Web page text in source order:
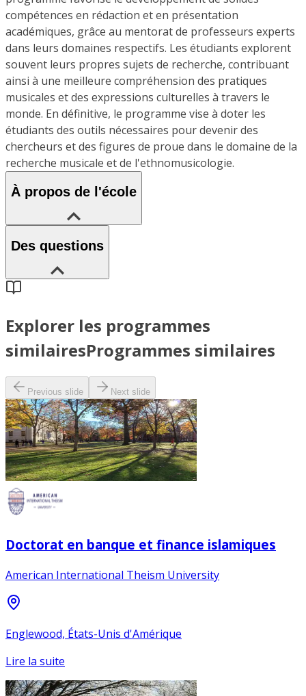
compétences en rédaction et en présentation
académiques, grâce au mentorat de professeurs experts
dans leurs domaines respectifs. Les étudiants explorent
souvent leurs propres sujets de recherche, contribuant
ainsi à une meilleure compréhension des pratiques
musicales et des expressions culturelles à travers le
monde. En définitive, le programme vise à doter les
étudiants des outils nécessaires pour devenir des
chercheurs et des figures de proue dans le domaine de la
recherche musicale et de l'ethnomusicologie.
À propos de l'école
Des questions
Explorer les programmes
similairesProgrammes similaires
Previous slide Next slide
Doctorat en banque et finance islamiques
American International Theism University
Englewood, États-Unis d'Amérique
Lire la suite